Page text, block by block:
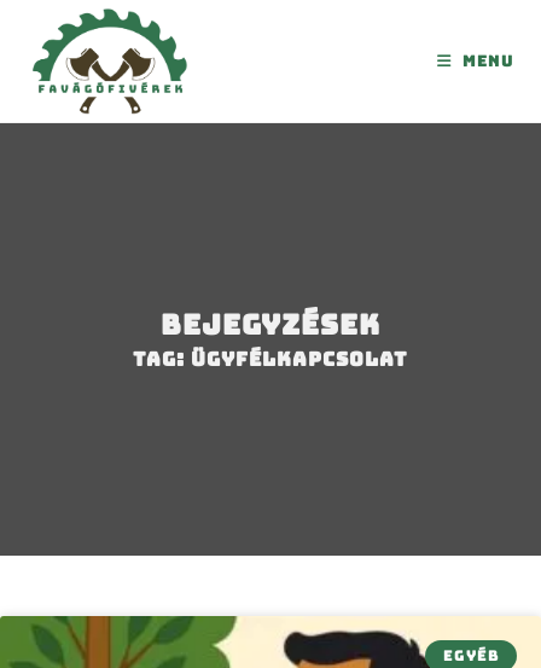
Menu
Bejegyzések
Tag: ügyfélkapcsolat
EGYÉB